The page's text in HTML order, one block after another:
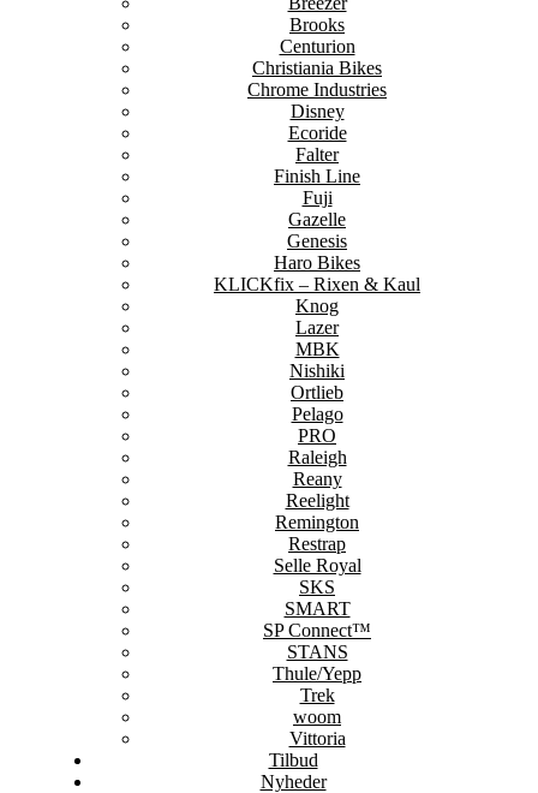
Brooks
Centurion
Christiania Bikes
Chrome Industries
Disney
Ecoride
Falter
Finish Line
Fuji
Gazelle
Genesis
Haro Bikes
KLICKfix – Rixen & Kaul
Knog
Lazer
MBK
Nishiki
Ortlieb
Pelago
PRO
Raleigh
Reany
Reelight
Remington
Restrap
Selle Royal
SKS
SMART
SP Connect™
STANS
Thule/Yepp
Trek
woom
Vittoria
Tilbud
Nyheder